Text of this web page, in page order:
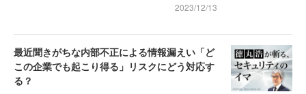
2023/12/13
最近聞きがちな内部不正による情報漏えい「ど
この企業でも起こり得る」リスクにどう対応す
る？